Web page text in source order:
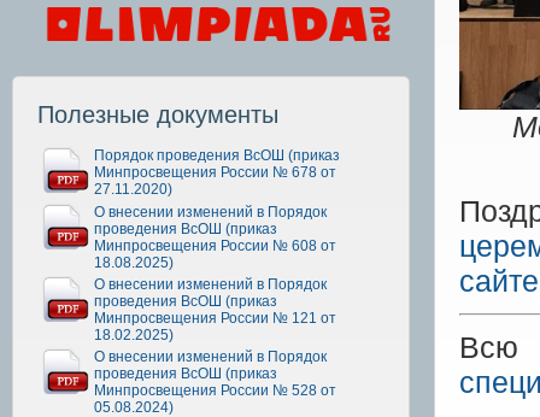
Полезные документы
Порядок проведения ВсОШ (приказ
Минпросвещения России № 678 от
27.11.2020)
О внесении изменений в Порядок
проведения ВсОШ (приказ
Минпросвещения России № 608 от
18.08.2025)
О внесении изменений в Порядок
проведения ВсОШ (приказ
Минпросвещения России № 121 от
18.02.2025)
О внесении изменений в Порядок
проведения ВсОШ (приказ
Минпросвещения России № 528 от
05.08.2024)
Всю